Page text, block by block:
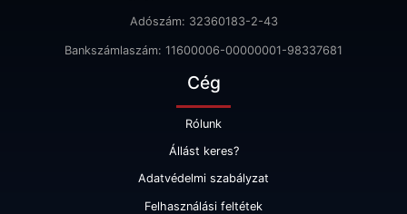
Adószám: 32360183-2-43
Bankszámlaszám: 11600006-00000001-98337681
Cég
Rólunk
Állást keres?
Adatvédelmi szabályzat
Felhasználási feltétek